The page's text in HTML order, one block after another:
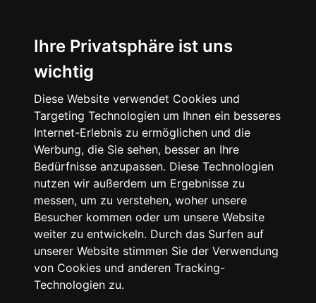
Ihre Privatsphäre ist uns
wichtig
Diese Website verwendet Cookies und
Targeting Technologien um Ihnen ein besseres
Internet-Erlebnis zu ermöglichen und die
Werbung, die Sie sehen, besser an Ihre
Bedürfnisse anzupassen. Diese Technologien
nutzen wir außerdem um Ergebnisse zu
messen, um zu verstehen, woher unsere
Besucher kommen oder um unsere Website
weiter zu entwickeln. Durch das Surfen auf
unserer Website stimmen Sie der Verwendung
von Cookies und anderen Tracking-
Technologien zu.